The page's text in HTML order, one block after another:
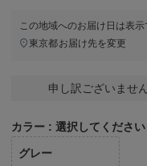
この地域へのお届け日は表示
東京都お届け先を変更
申し訳ございませ
カラー 選択してください
グレー